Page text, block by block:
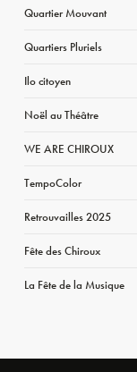
Quartier Mouvant
Quartiers Pluriels
Ilo citoyen
Noël au Théâtre
WE ARE CHIROUX
TempoColor
Retrouvailles 2025
Fête des Chiroux
La Fête de la Musique